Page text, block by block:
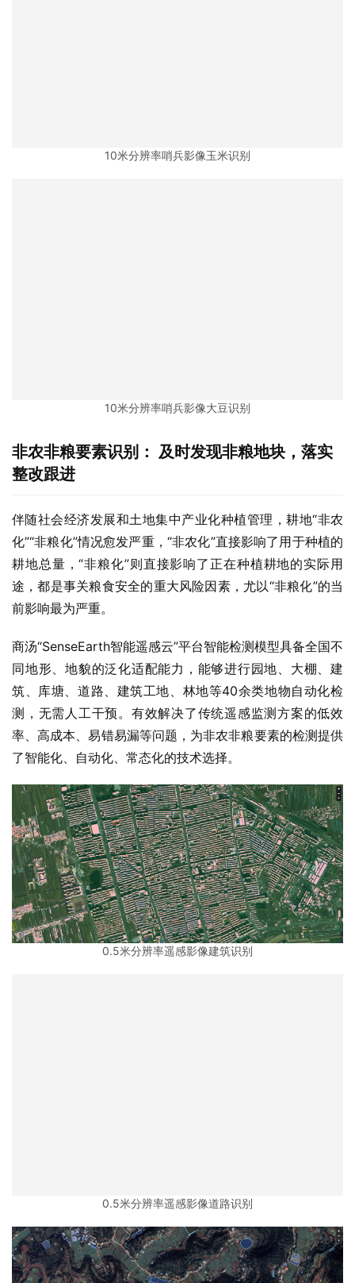
10米分辨率哨兵影像玉米识别
10米分辨率哨兵影像大豆识别
非农非粮要素识别： 及时发现非粮地块，落实
整改跟进
伴随社会经济发展和土地集中产业化种植管理，耕地“非农
化”“非粮化”情况愈发严重，“非农化”直接影响了用于种植的
耕地总量，“非粮化”则直接影响了正在种植耕地的实际用
途，都是事关粮食安全的重大风险因素，尤以“非粮化”的当
前影响最为严重。
商汤“SenseEarth智能遥感云”平台智能检测模型具备全国不
同地形、地貌的泛化适配能力，能够进行园地、大棚、建
筑、库塘、道路、建筑工地、林地等40余类地物自动化检
测，无需人工干预。有效解决了传统遥感监测方案的低效
率、高成本、易错易漏等问题，为非农非粮要素的检测提供
了智能化、自动化、常态化的技术选择。
0.5米分辨率遥感影像建筑识别
0.5米分辨率遥感影像道路识别